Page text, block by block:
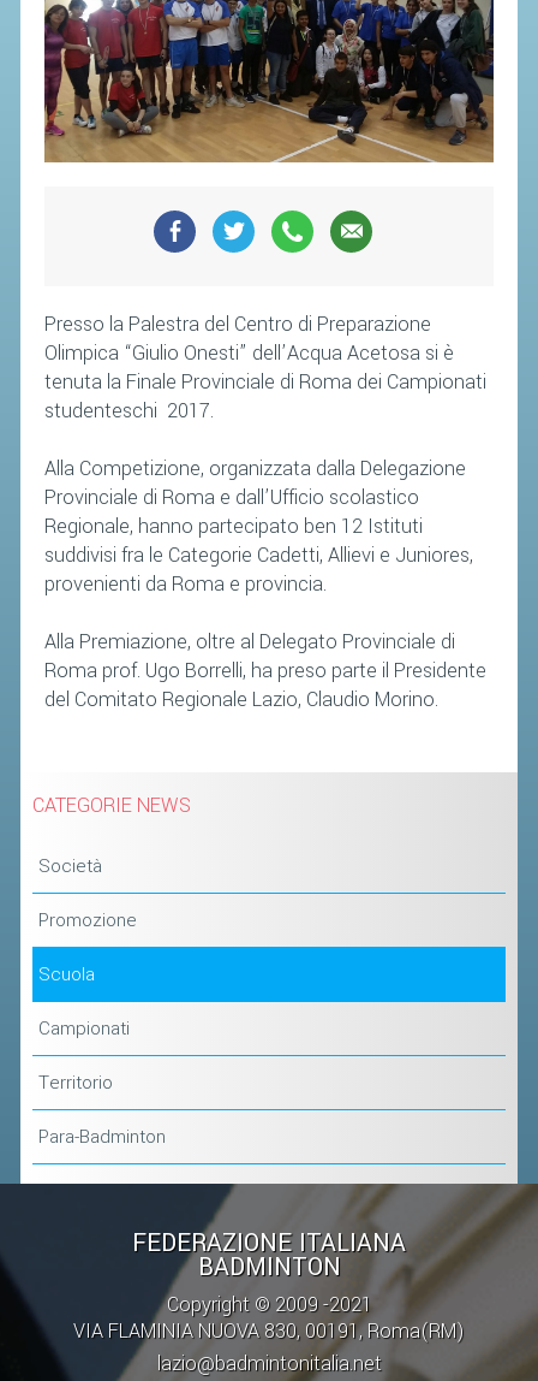
Presso la Palestra del Centro di Preparazione
Olimpica “Giulio Onesti” dell’Acqua Acetosa si è
tenuta la Finale Provinciale di Roma dei Campionati
studenteschi 2017.
Alla Competizione, organizzata dalla Delegazione
Provinciale di Roma e dall’Ufficio scolastico
Regionale, hanno partecipato ben 12 Istituti
suddivisi fra le Categorie Cadetti, Allievi e Juniores,
provenienti da Roma e provincia.
Alla Premiazione, oltre al Delegato Provinciale di
Roma prof. Ugo Borrelli, ha preso parte il Presidente
del Comitato Regionale Lazio, Claudio Morino.
CATEGORIE NEWS
Società
Promozione
Scuola
Campionati
Territorio
Para-Badminton
FEDERAZIONE ITALIANA
BADMINTON
Copyright © 2009 -2021
VIA FLAMINIA NUOVA 830, 00191, Roma(RM)
lazio@badmintonitalia.net
CAMPIONATI
CALENDARIO
FIBA NAZIONALE